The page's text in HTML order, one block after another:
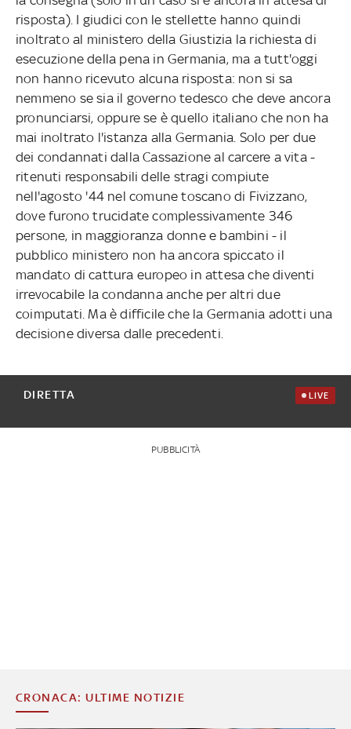
risposta). I giudici con le stellette hanno quindi
inoltrato al ministero della Giustizia la richiesta di
esecuzione della pena in Germania, ma a tutt'oggi
non hanno ricevuto alcuna risposta: non si sa
nemmeno se sia il governo tedesco che deve ancora
pronunciarsi, oppure se è quello italiano che non ha
mai inoltrato l'istanza alla Germania. Solo per due
dei condannati dalla Cassazione al carcere a vita -
ritenuti responsabili delle stragi compiute
nell'agosto '44 nel comune toscano di Fivizzano,
dove furono trucidate complessivamente 346
persone, in maggioranza donne e bambini - il
pubblico ministero non ha ancora spiccato il
mandato di cattura europeo in attesa che diventi
irrevocabile la condanna anche per altri due
coimputati. Ma è difficile che la Germania adotti una
decisione diversa dalle precedenti.
DIRETTA LIVE
PUBBLICITÀ
CRONACA: ULTIME NOTIZIE